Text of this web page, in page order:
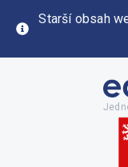
Starší obsah